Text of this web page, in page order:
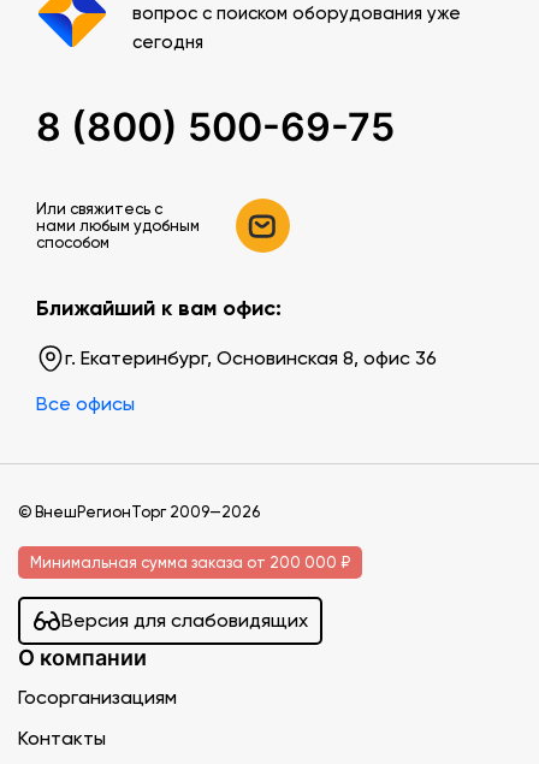
вопрос с поиском оборудования уже
сегодня
8 (800) 500-69-75
Или свяжитесь c
нами любым удобным
способом
Ближайший к вам офис:
г. Екатеринбург, Основинская 8, офис 36
Все офисы
© ВнешРегионТорг 2009—2026
Минимальная сумма заказа от 200 000 ₽
Версия для слабовидящих
О компании
Госорганизациям
Контакты